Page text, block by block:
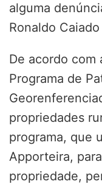
alguma
Ronaldo
De acordo com
Programa de
propriedades
programa, que
Apporteira,
propriedade,